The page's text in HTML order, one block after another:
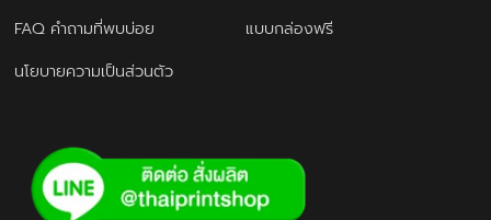
FAQ คำถามที่พบบ่อย
แบบกล่องฟรี
นโยบายความเป็นส่วนตัว